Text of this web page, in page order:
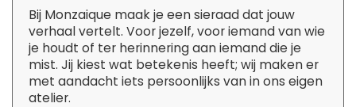
Bij Monzaique maak je een sieraad dat jouw
verhaal vertelt. Voor jezelf, voor iemand van wie
je houdt of ter herinnering aan iemand die je
mist. Jij kiest wat betekenis heeft; wij maken er
met aandacht iets persoonlijks van in ons eigen
atelier.